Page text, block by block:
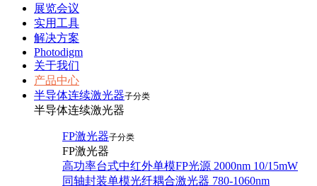
展览会议
实用工具
解决方案
Photodigm
关于我们
产品中心
半导体连续激光器子分类
半导体连续激光器
FP激光器子分类
FP激光器
高功率台式中红外单模FP光源 2000nm 10/15mW
同轴封装单模光纤耦合激光器 780-1060nm